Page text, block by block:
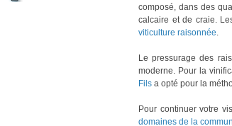
composé, dans des
calcaire et de craie.
viticulture raisonnée.
Le pressurage des
moderne. Pour la
Fils a opté pour la
Pour continuer votre
domaines de la